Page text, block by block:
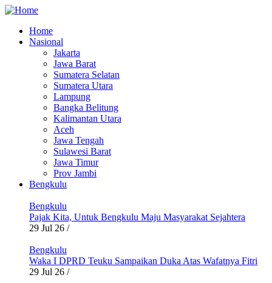
Skip
main
content
Main
navigation
Home
Nasional
Jakarta
Jawa Barat
Sumatera Selatan
Sumatera Utara
Lampung
Bangka Belitung
Kalimantan Utara
Aceh
Jawa Tengah
Sulawesi Barat
Jawa Timur
Prov Jambi
Bengkulu
Bengkulu
Pajak Kita, Untuk Bengkulu Maju Masyarakat Sejahtera
29 Jul 26 /
Bengkulu
Waka I DPRD Teuku Sampaikan Duka Atas Wafatnya Fitri
29 Jul 26 /